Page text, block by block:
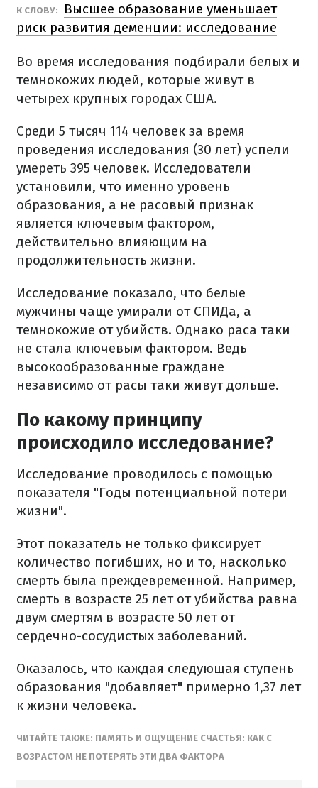
К СЛОВУ:
Высшее образование уменьшает
риск развития деменции: исследование
Во время исследования подбирали белых и
темнокожих людей, которые живут в
четырех крупных городах США.
Среди 5 тысяч 114 человек за время
проведения исследования (30 лет) успели
умереть 395 человек. Исследователи
установили, что именно уровень
образования, а не расовый признак
является ключевым фактором,
действительно влияющим на
продолжительность жизни.
Исследование показало, что белые
мужчины чаще умирали от СПИДа, а
темнокожие от убийств. Однако раса таки
не стала ключевым фактором. Ведь
высокообразованные граждане
независимо от расы таки живут дольше.
По какому принципу
происходило исследование?
Исследование проводилось с помощью
показателя "Годы потенциальной потери
жизни".
Этот показатель не только фиксирует
количество погибших, но и то, насколько
смерть была преждевременной. Например,
смерть в возрасте 25 лет от убийства равна
двум смертям в возрасте 50 лет от
сердечно-сосудистых заболеваний.
Оказалось, что каждая следующая ступень
образования "добавляет" примерно 1,37 лет
к жизни человека.
ЧИТАЙТЕ ТАКЖЕ: ПАМЯТЬ И ОЩУЩЕНИЕ СЧАСТЬЯ: КАК С
ВОЗРАСТОМ НЕ ПОТЕРЯТЬ ЭТИ ДВА ФАКТОРА